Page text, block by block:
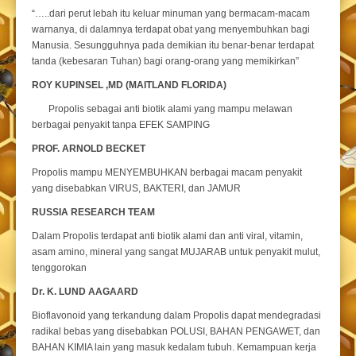
“…..dari perut lebah itu keluar minuman yang bermacam-macam
warnanya, di dalamnya terdapat obat yang menyembuhkan bagi
Manusia. Sesungguhnya pada demikian itu benar-benar terdapat
tanda (kebesaran Tuhan) bagi orang-orang yang memikirkan”
ROY KUPINSEL ,MD (MAITLAND FLORIDA)
Propolis sebagai anti biotik alami yang mampu melawan
berbagai penyakit tanpa EFEK SAMPING
PROF. ARNOLD BECKET
Propolis mampu MENYEMBUHKAN berbagai macam penyakit
yang disebabkan VIRUS, BAKTERI, dan JAMUR
RUSSIA RESEARCH TEAM
Dalam Propolis terdapat anti biotik alami dan anti viral, vitamin,
asam amino, mineral yang sangat MUJARAB untuk penyakit mulut,
tenggorokan
Dr. K. LUND AAGAARD
Bioflavonoid yang terkandung dalam Propolis dapat mendegradasi
radikal bebas yang disebabkan POLUSI, BAHAN PENGAWET, dan
BAHAN KIMIA lain yang masuk kedalam tubuh. Kemampuan kerja